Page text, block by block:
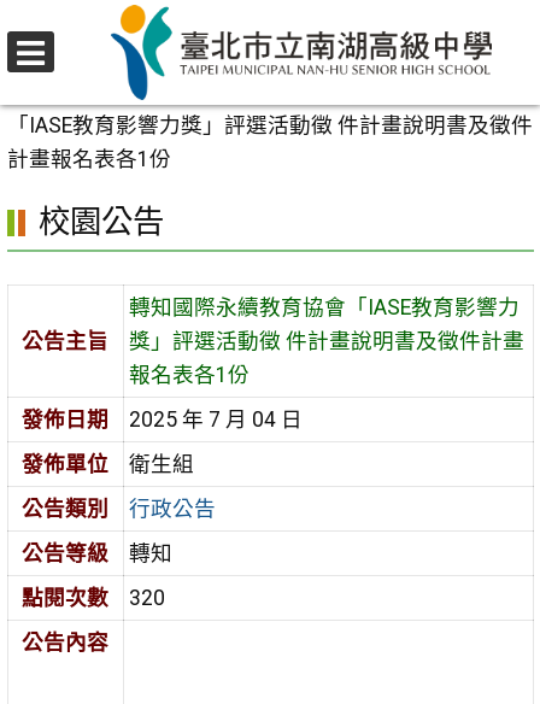
至
內
校園公告
「IASE教育影響力獎」評選活動徵 件計畫說明書及徵件
計畫報名表各1份
校園公告
公告主旨
轉知國際永續教育協會「IASE教育影響力
獎」評選活動徵 件計畫說明書及徵件計畫
報名表各1份
發佈日期
2025 年 7 月 04 日
發佈單位
衛生組
公告類別
行政公告
公告等級
轉知
點閱次數
320
公告內容
選
單